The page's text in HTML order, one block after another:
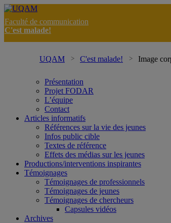
Faculté de communication
C'est malade!
UQAM C'est malade! Image
Présentation
Projet FODAR
L’équipe
Contact
Articles informatifs
Références sur la vie des jeunes
Infos public cible
Textes de référence
Effets des médias sur les jeunes
Productions/interventions inspirantes
Témoignages
Témoignages de professionnels
Témoignages de jeunes
Témoignages de chercheurs
Capsules vidéos
Archives